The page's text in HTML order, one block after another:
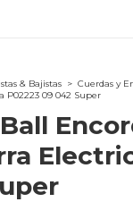
& Bajistas > Cuerdas y
P02223 09 042 Super